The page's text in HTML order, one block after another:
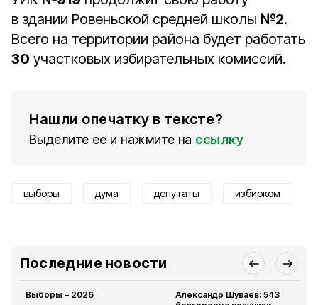
в здании Ровеньской средней школы №2.
Всего на территории района будет работать
30 участковых избирательных комиссий.
Нашли опечатку в тексте?
Выделите ее и нажмите на ссылку
выборы дума депутаты избирком
Последние новости
Выборы – 2026
Александр Шуваев: 543